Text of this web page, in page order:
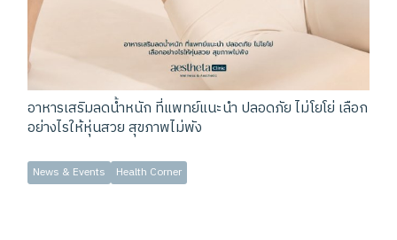
อาหารเสริมลดน้ำหนัก ที่แพทย์แนะนำ ปลอดภัย ไม่โยโย่ เลือก
อย่างไรให้หุ่นสวย สุขภาพไม่พัง
News & Events Health Corner